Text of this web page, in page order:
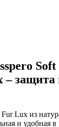
–
Lux из
и удобная в